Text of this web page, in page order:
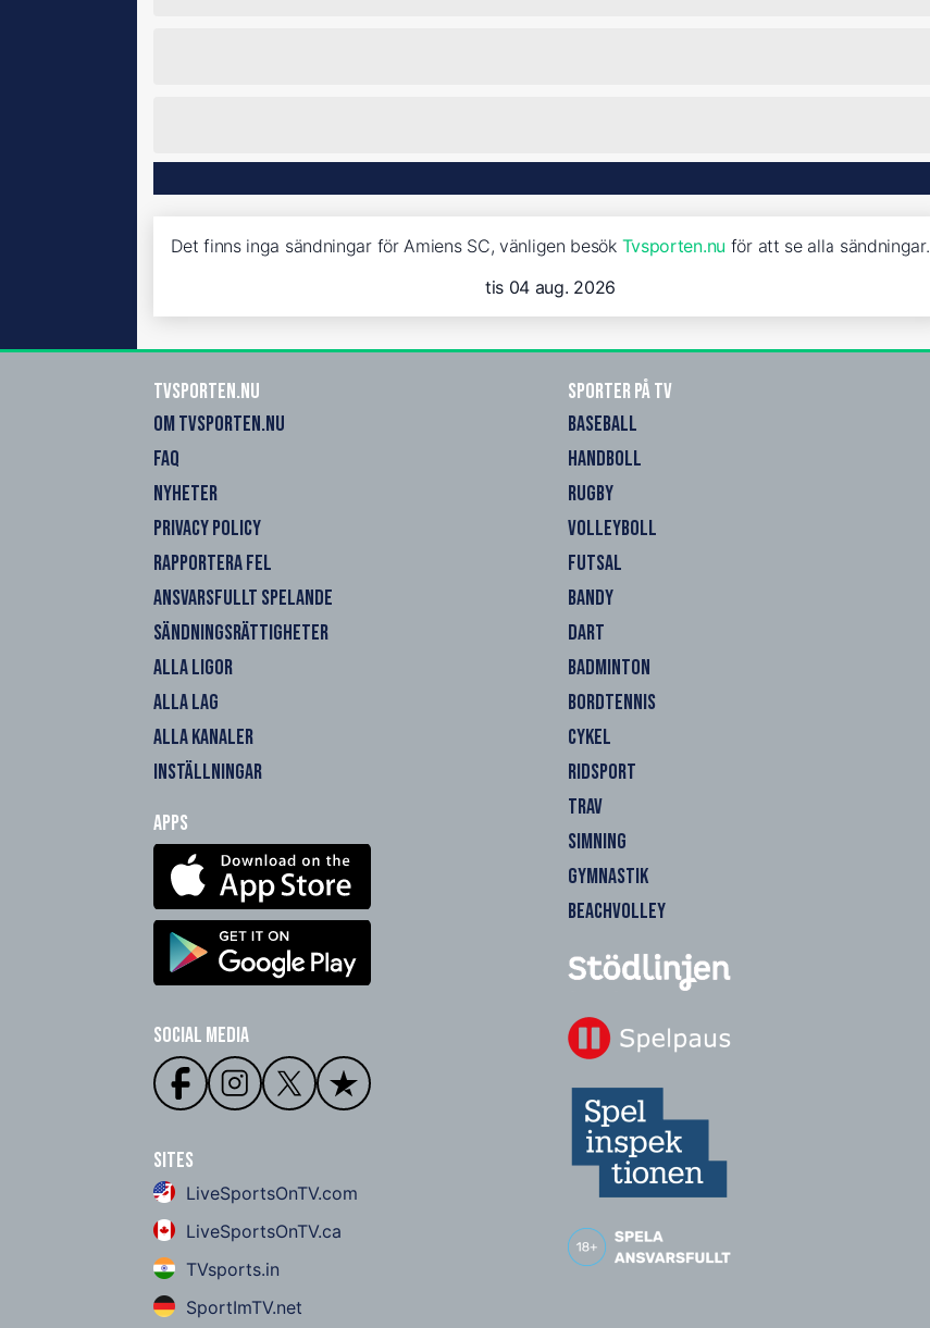
Det finns inga sändningar för Amiens SC, vänligen besök Tvsporten.nu för att se alla sändningar.
tis 04 aug. 2026
Tvsporten.nu
OM TVSPORTEN.NU
FAQ
NYHETER
PRIVACY POLICY
RAPPORTERA FEL
ANSVARSFULLT SPELANDE
SÄNDNINGSRÄTTIGHETER
ALLA LIGOR
ALLA LAG
ALLA KANALER
INSTÄLLNINGAR
Apps
Social Media
Sites
LiveSportsOnTV.com
LiveSportsOnTV.ca
TVsports.in
SportImTV.net
Sporter på TV
BASEBALL
HANDBOLL
RUGBY
VOLLEYBOLL
FUTSAL
BANDY
DART
BADMINTON
BORDTENNIS
CYKEL
RIDSPORT
TRAV
SIMNING
GYMNASTIK
BEACHVOLLEY